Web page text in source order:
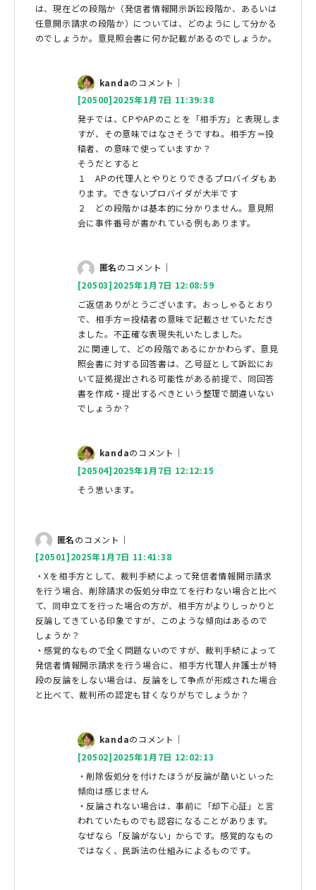
は、現在どの段階か（発信者情報開示訴訟段階か、あるいは
任意開示請求の段階か）については、どのようにして分かる
のでしょうか。意見照会書に何か記載があるのでしょうか。
kandaのコメント｜
[20500]2025年1月7日 11:39:38
発チでは、CPやAPのことを「相手方」と表現しま
すが、その意味ではなさそうですね。相手方＝投
稿者、の意味で使っていますか？
そうだとすると
１ APの代理人とやりとりできるプロバイダもあ
ります。できないプロバイダが大半です
２ どの段階かは基本的に分かりません。意見照
会に事件番号が書かれている例もあります。
匿名のコメント｜
[20503]2025年1月7日 12:08:59
ご返信ありがとうございます。おっしゃるとおり
で、相手方＝投稿者の意味で記載させていただき
ました。不正確な表現失礼いたしました。
2に関連して、どの段階であるにかかわらず、意見
照会書に対する回答書は、乙号証として訴訟にお
いて証拠提出される可能性がある前提で、同回答
書を作成・提出するべきという整理で間違いない
でしょうか？
kandaのコメント｜
[20504]2025年1月7日 12:12:15
そう思います。
匿名のコメント｜
[20501]2025年1月7日 11:41:38
・Xを相手方として、裁判手続によって発信者情報開示請求
を行う場合、削除請求の仮処分申立てを行わない場合と比べ
て、同申立てを行った場合の方が、相手方がよりしっかりと
反論してきている印象ですが、このような傾向はあるので
しょうか？
・感覚的なもので全く問題ないのですが、裁判手続によって
発信者情報開示請求を行う場合に、相手方代理人弁護士が特
段の反論をしない場合は、反論をして争点が形成された場合
と比べて、裁判所の認定も甘くなりがちでしょうか？
kandaのコメント｜
[20502]2025年1月7日 12:02:13
・削除仮処分を付けたほうが反論が酷いといった
傾向は感じません
・反論されない場合は、事前に「却下心証」と言
われていたものでも認容になることがあります。
なぜなら「反論がない」からです。感覚的なもの
ではなく、民訴法の仕組みによるものです。